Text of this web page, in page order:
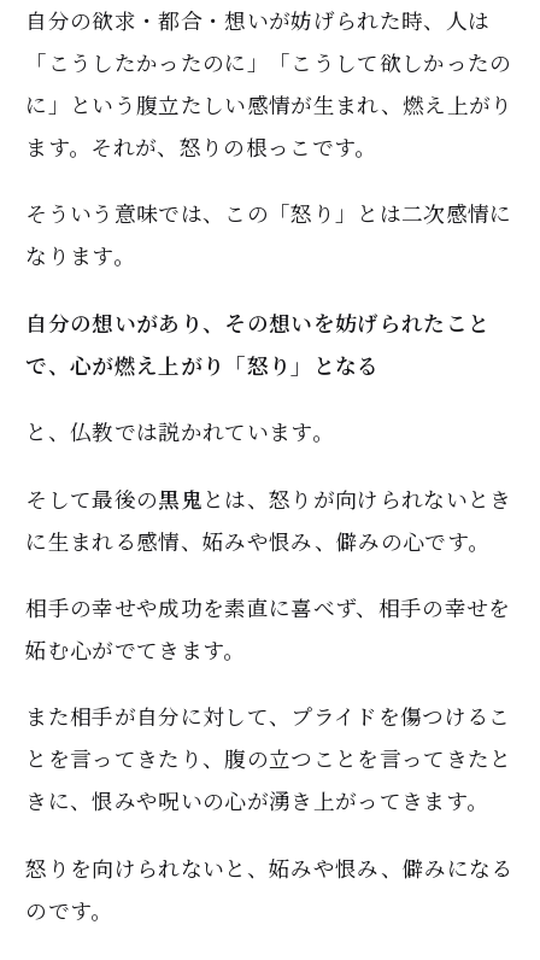
自分の欲求・都合・想いが妨げられた時、人は
「こうしたかったのに」「こうして欲しかったの
に」という腹立たしい感情が生まれ、燃え上がり
ます。それが、怒りの根っこです。
そういう意味では、この「怒り」とは二次感情に
なります。
自分の想いがあり、その想いを妨げられたこと
で、心が燃え上がり「怒り」となる
と、仏教では説かれています。
そして最後の黒鬼 とは、怒りが向けられないとき
に生まれる感情、妬みや恨み、僻みの心です。
相手の幸せや成功を素直に喜べず、相手の幸せを
妬む心がでてきます。
また相手が自分に対して、プライドを傷つけるこ
とを言ってきたり、腹の立つことを言ってきたと
きに、恨みや呪いの心が湧き上がってきます。
怒りを向けられないと、妬みや恨み、僻みになる
のです。